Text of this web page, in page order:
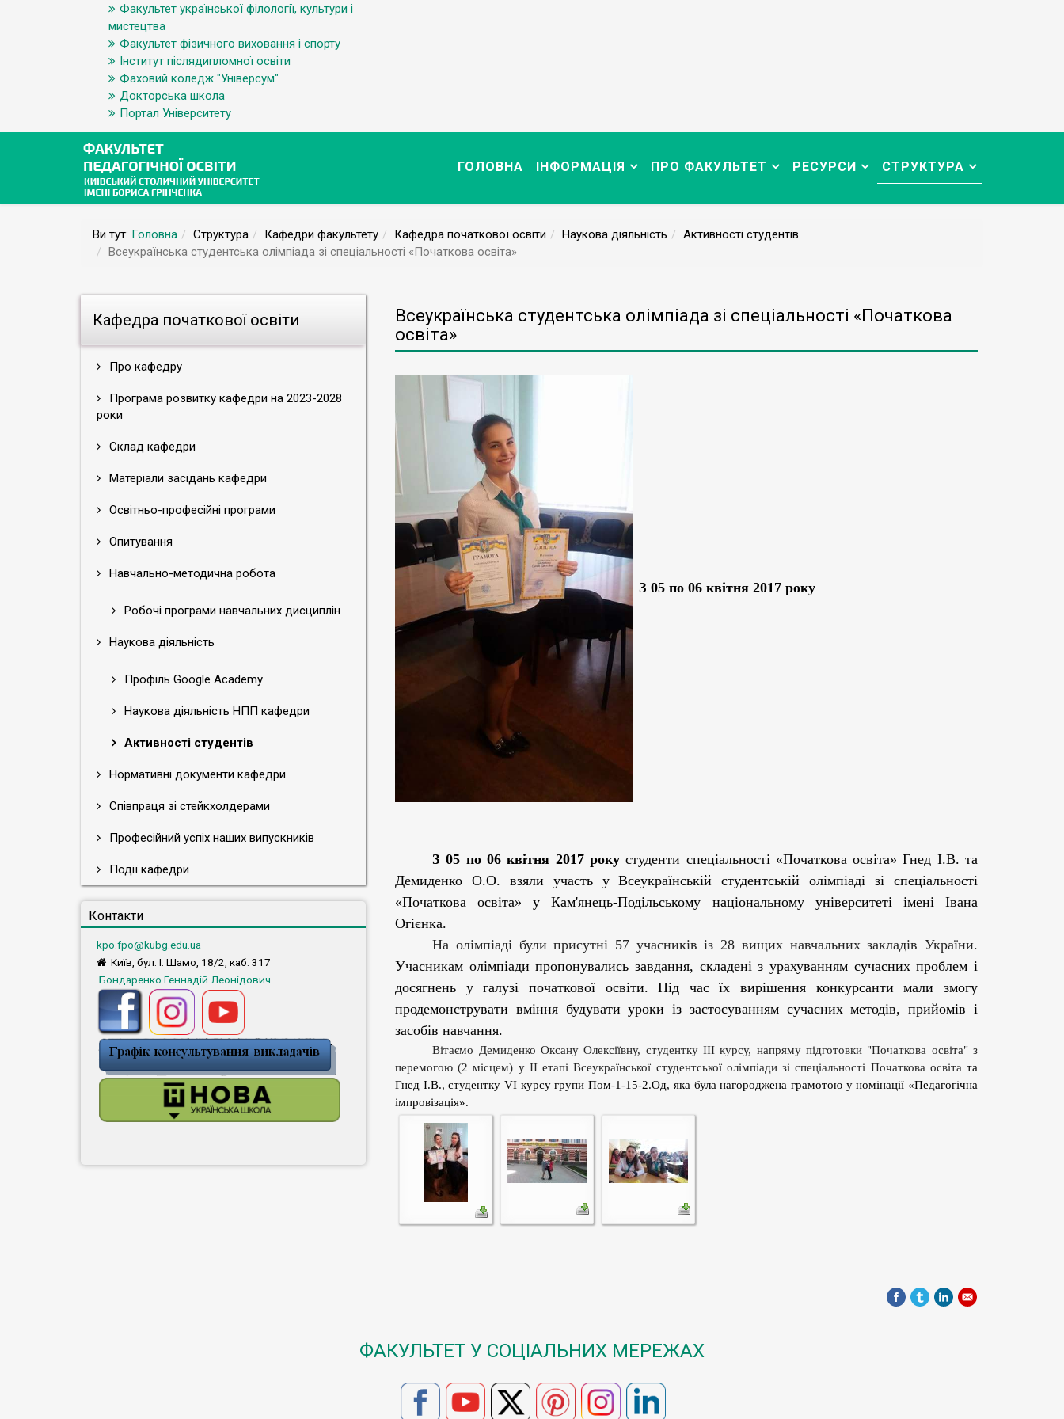
Факультет української філології, культури і
мистецтва
Факультет фізичного виховання і спорту
Інститут післядипломної освіти
Фаховий коледж "Універсум"
Докторська школа
Портал Університету
ГОЛОВНА ІНФОРМАЦІЯ ПРО ФАКУЛЬТЕТ РЕСУРСИ СТРУКТУРА
Ви тут: Головна Структура Кафедри факультету Кафедра початкової освіти Наукова діяльність
Активності студентів
Всеукраїнська студентська олімпіада зі спеціальності «Початкова освіта»
Кафедра початкової освіти
Про кафедру
Програма розвитку кафедри на 2023-2028
роки
Склад кафедри
Матеріали засідань кафедри
Освітньо-професійні програми
Опитування
Навчально-методична робота
Робочі програми навчальних дисциплін
Наукова діяльність
Профіль Google Academy
Наукова діяльність НПП кафедри
Активності студентів
Нормативні документи кафедри
Співпраця зі стейкхолдерами
Професійний успіх наших випускників
Події кафедри
Контакти
kpo.fpo@kubg.edu.ua
Київ, бул. І. Шамо, 18/2, каб. 317
Бондаренко Геннадій Леонідович
Всеукраїнська студентська олімпіада зі спеціальності «Початкова
освіта»
З 05 по 06 квітня 2017 року
З 05 по 06 квітня 2017 рокустуденти спеціальності «Початкова освіта» Гнед І.В. та
Демиденко О.О. взяли участь у Всеукраїнській студентській олімпіаді зі спеціальності
«Початкова освіта» уКам'янець-Подільському національному університеті імені Івана
Огієнка.
На олімпіаді були присутні 57 учасниківіз 28 вищих навчальних закладів України.
Учасникам олімпіади пропонувались завдання, складені з урахуванням сучасних проблем і
досягнень у галузі початкової освіти. Під час їх вирішення конкурсанти мали змогу
продемонструвати вміння будувати уроки із застосуванням сучасних методів, прийомів і
засобів навчання.
Вітаємо Демиденко Оксану Олексіївну, студентку ІІІкурсу, напряму підготовки "Початкова освіта" з
перемогою (2 місцем) у ІІ етапі Всеукраїнської студентської олімпіади зі спеціальності Початкова освіта та
Гнед І.В., студенткуVІ курсу групи Пом-1-15-2.Од, яка була нагороджена грамотою у номінації «Педагогічна
імпровізація».
ФАКУЛЬТЕТ У СОЦІАЛЬНИХ МЕРЕЖАХ